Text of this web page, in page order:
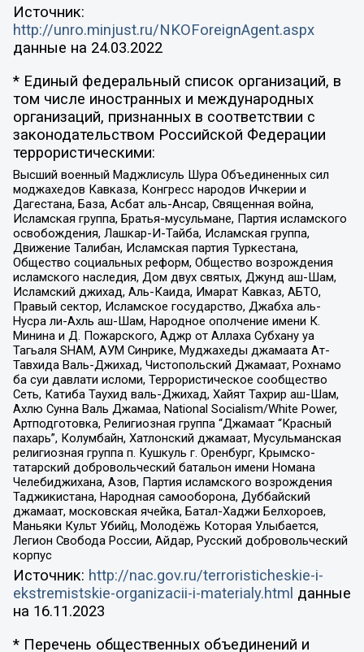
Источник:
http://unro.minjust.ru/NKOForeignAgent.aspx
данные на 24.03.2022
* Единый федеральный список организаций, в
том числе иностранных и международных
организаций, признанных в соответствии с
законодательством Российской Федерации
террористическими:
Высший военный Маджлисуль Шура Объединенных сил
моджахедов Кавказа, Конгресс народов Ичкерии и
Дагестана, База, Асбат аль-Ансар, Священная война,
Исламская группа, Братья-мусульмане, Партия исламского
освобождения, Лашкар-И-Тайба, Исламская группа,
Движение Талибан, Исламская партия Туркестана,
Общество социальных реформ, Общество возрождения
исламского наследия, Дом двух святых, Джунд аш-Шам,
Исламский джихад, Аль-Каида, Имарат Кавказ, АБТО,
Правый сектор, Исламское государство, Джабха аль-
Нусра ли-Ахль аш-Шам, Народное ополчение имени К.
Минина и Д. Пожарского, Аджр от Аллаха Субхану уа
Тагьаля SHAM, АУМ Синрике, Муджахеды джамаата Ат-
Тавхида Валь-Джихад, Чистопольский Джамаат, Рохнамо
ба суи давлати исломи, Террористическое сообщество
Сеть, Катиба Таухид валь-Джихад, Хайят Тахрир аш-Шам,
Ахлю Сунна Валь Джамаа, National Socialism/White Power,
Артподготовка, Религиозная группа “Джамаат “Красный
пахарь”, Колумбайн, Хатлонский джамаат, Мусульманская
религиозная группа п. Кушкуль г. Оренбург, Крымско-
татарский добровольческий батальон имени Номана
Челебиджихана, Азов, Партия исламского возрождения
Таджикистана, Народная самооборона, Дуббайский
джамаат, московская ячейка, Батал-Хаджи Белхороев,
Маньяки Культ Убийц, Молодёжь Которая Улыбается,
Легион Свобода России, Айдар, Русский добровольческий
корпус
Источник: http://nac.gov.ru/terroristicheskie-i-
ekstremistskie-organizacii-i-materialy.html данные
на 16.11.2023
* Перечень общественных объединений и